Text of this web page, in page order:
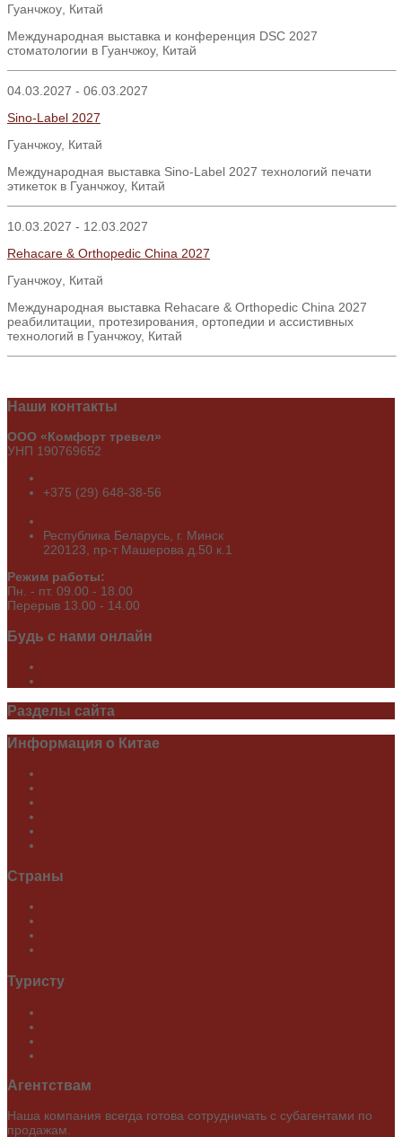
Гуанчжоу Китай
Международная выставка и конференция DSC 2027
стоматологии в Гуанчжоу, Китай
04.03.2027 - 06.03.2027
Sino-Label 2027
Гуанчжоу, Китай
Международная выставка Sino-Label 2027 технологий печати
этикеток в Гуанчжоу, Китай
10.03.2027 - 12.03.2027
Rehacare & Orthopedic China 2027
Гуанчжоу Китай
Международная выставка Rehacare & Orthopedic China 2027
реабилитации, протезирования, ортопедии и ассистивных
технологий в Гуанчжоу, Китай
Наши контакты
ООО «Комфорт тревел»
УНП 190769652
+375 (29) 648-38-56
Республика Беларусь, г. Минск
220123, пр-т Машерова д.50 к.1
Режим работы:
Пн. - пт. 09.00 - 18.00
Перерыв 13.00 - 14.00
Будь с нами онлайн
Разделы сайта
Информация о Китае
Страны
Туристу
Агентствам
Наша компания всегда готова сотрудничать с субагентами по
продажам.